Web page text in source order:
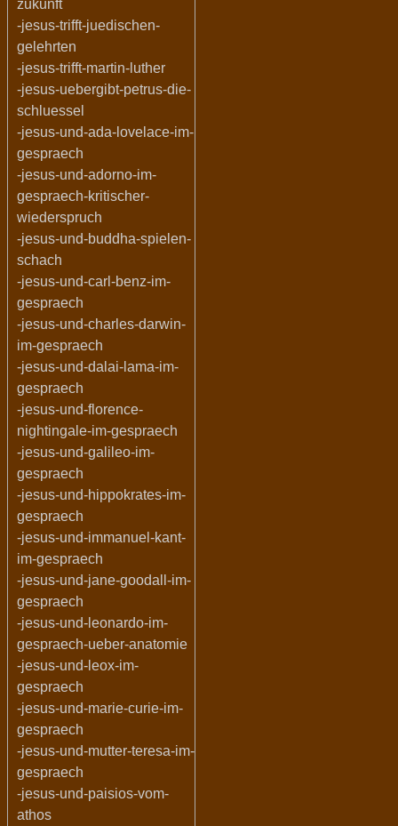
zukunft
-jesus-trifft-juedischen-
gelehrten
-jesus-trifft-martin-luther
-jesus-uebergibt-petrus-die-
schluessel
-jesus-und-ada-lovelace-im-
gespraech
-jesus-und-adorno-im-
gespraech-kritischer-
wiederspruch
-jesus-und-buddha-spielen-
schach
-jesus-und-carl-benz-im-
gespraech
-jesus-und-charles-darwin-
im-gespraech
-jesus-und-dalai-lama-im-
gespraech
-jesus-und-florence-
nightingale-im-gespraech
-jesus-und-galileo-im-
gespraech
-jesus-und-hippokrates-im-
gespraech
-jesus-und-immanuel-kant-
im-gespraech
-jesus-und-jane-goodall-im-
gespraech
-jesus-und-leonardo-im-
gespraech-ueber-anatomie
-jesus-und-leox-im-
gespraech
-jesus-und-marie-curie-im-
gespraech
-jesus-und-mutter-teresa-im-
gespraech
-jesus-und-paisios-vom-
athos